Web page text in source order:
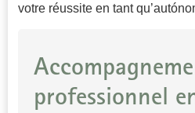
votre réussite en tant
professionnel